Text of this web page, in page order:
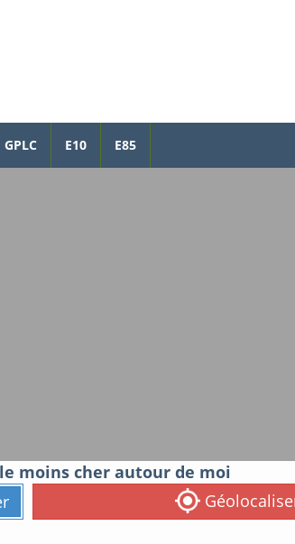
GPLC E10 E85
moins cher autour de moi